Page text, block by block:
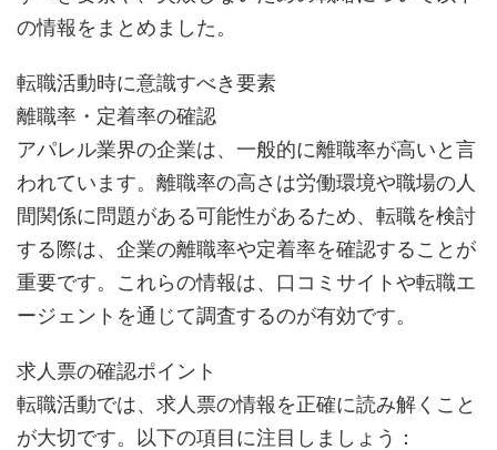
の情報をまとめました。
転職活動時に意識すべき要素
離職率・定着率の確認
アパレル業界の企業は、一般的に離職率が高いと言
われています。離職率の高さは労働環境や職場の人
間関係に問題がある可能性があるため、転職を検討
する際は、企業の離職率や定着率を確認することが
重要です。これらの情報は、口コミサイトや転職エ
ージェントを通じて調査するのが有効です。
求人票の確認ポイント
転職活動では、求人票の情報を正確に読み解くこと
が大切です。以下の項目に注目しましょう：